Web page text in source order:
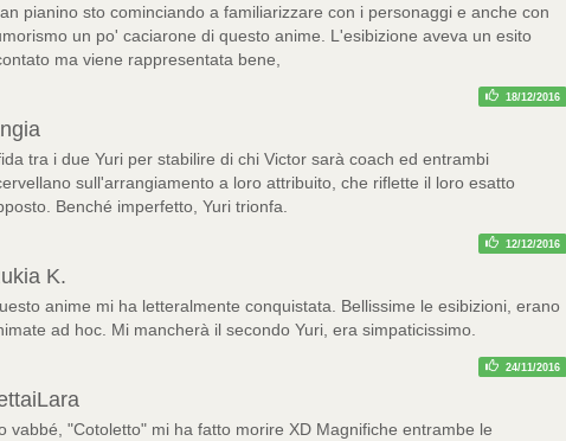
pianino sto cominciando a familiarizzare con i personaggi e anche con
un po' caciarone di questo anime. L'esibizione aveva un esito
ma viene rappresentata bene,
18/12/2016
tra i due Yuri per stabilire di chi Victor sarà coach ed entrambi
sull'arrangiamento a loro attribuito, che riflette il loro esatto
Benché imperfetto, Yuri trionfa.
12/12/2016
K.
anime mi ha letteralmente conquistata. Bellissime le esibizioni, erano
ad hoc. Mi mancherà il secondo Yuri, era simpaticissimo.
24/11/2016
vabbé, "Cotoletto" mi ha fatto morire XD Magnifiche entrambe le